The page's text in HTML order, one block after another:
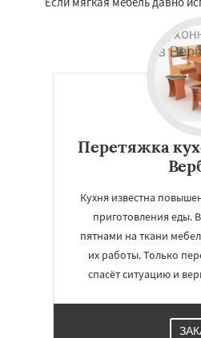
Перетяжка
Кухня известна
приготовления еды.
пятнами на ткани
их работы. Только
спасёт ситуацию и